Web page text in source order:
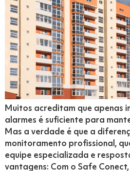
Muitos acreditam que apenas
alarmes é suficiente para
Mas a verdade é que a
monitoramento profissional,
equipe especializada e
vantagens: Com o Safe